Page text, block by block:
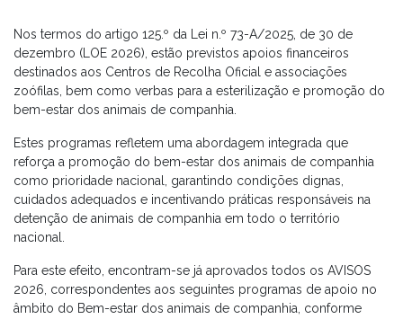
Nos termos do artigo 125.º da Lei n.º 73-A/2025, de 30 de
dezembro (LOE 2026), estão previstos apoios financeiros
destinados aos Centros de Recolha Oficial e associações
zoófilas, bem como verbas para a esterilização e promoção do
bem-estar dos animais de companhia.
Estes programas refletem uma abordagem integrada que
reforça a promoção do bem-estar dos animais de companhia
como prioridade nacional, garantindo condições dignas,
cuidados adequados e incentivando práticas responsáveis na
detenção de animais de companhia em todo o território
nacional.
Para este efeito, encontram-se já aprovados todos os AVISOS
2026, correspondentes aos seguintes programas de apoio no
âmbito do Bem-estar dos animais de companhia, conforme